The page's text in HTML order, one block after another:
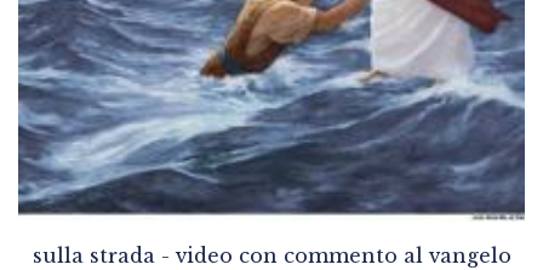
sulla strada - video con commento al vangelo